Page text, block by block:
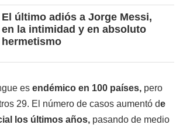
El último adiós a Jorge Messi,
en la intimidad y en absoluto
hermetismo
es endémico en 100 países, pero
29. El número de casos aumentó de
los últimos años, pasando de medio